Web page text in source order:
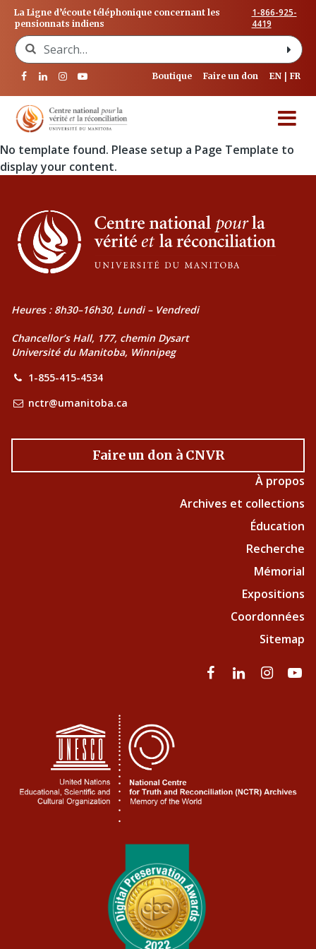
La Ligne d’écoute téléphonique concernant les
pensionnats indiens
1-866-925-
4419
Search for:
Boutique Faire un don EN FR
No template found. Please setup a Page Template to
display your content.
Heures : 8h30–16h30, Lundi – Vendredi
Chancellor’s Hall, 177, chemin Dysart
Université du Manitoba, Winnipeg
1-855-415-4534
nctr@umanitoba.ca
Faire un don à CNVR
À propos
Archives et collections
Éducation
Recherche
Mémorial
Expositions
Coordonnées
Sitemap